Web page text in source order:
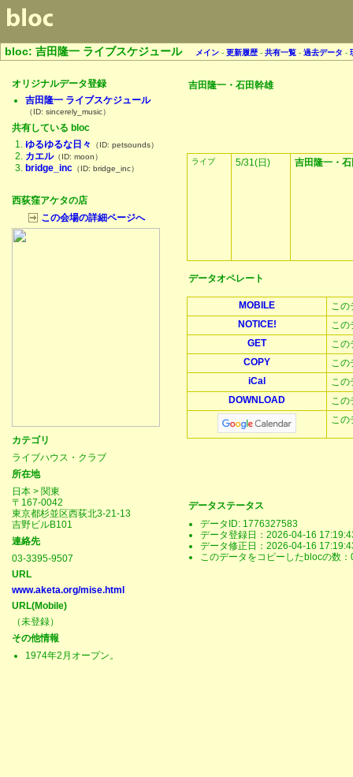
bloc: 吉田隆一 ライブスケジュール メイン -更新履歴 -共有一覧 -過去データ -
オリジナルデータ登録
吉田隆一 ライブスケジュール
（ID: sincerely_music）
共有している bloc
ゆるゆるな日々
（ID: petsounds）
カエル（ID: moon）
bridge_inc（ID: bridge_inc）
西荻窪アケタの店
この会場の詳細ページへ
カテゴリ
ライブハウス・クラブ
所在地
日本 > 関東
〒167-0042
東京都杉並区西荻北3-21-13
吉野ビルB101
連絡先
03-3395-9507
URL
www.aketa.org/mise.html
URL(Mobile)
（未登録）
その他情報
1974年2月オープン。
吉田隆一・石田幹雄
ライブ 5/31(日) 吉田隆一・
データオペレート
MOBILE
この
NOTICE!
この
GET
この
COPY
この
iCal
この
DOWNLOAD
この
この
データステータス
データID: 1776327583
データ登録日：2026-04-16
データ修正日：2026-04-16
このデータをコピーしたblocの数：